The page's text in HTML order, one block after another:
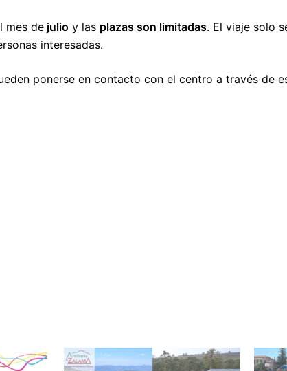
mes de julio y las plazas son limitadas. El viaje solo
interesadas.
ponerse en contacto con el centro a través de